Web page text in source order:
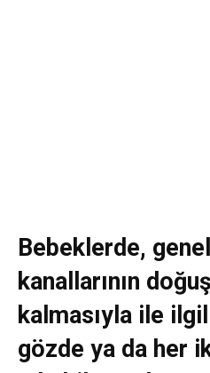
Bebeklerde,
kanallarının
kalmasıyla ile
gözde ya da her